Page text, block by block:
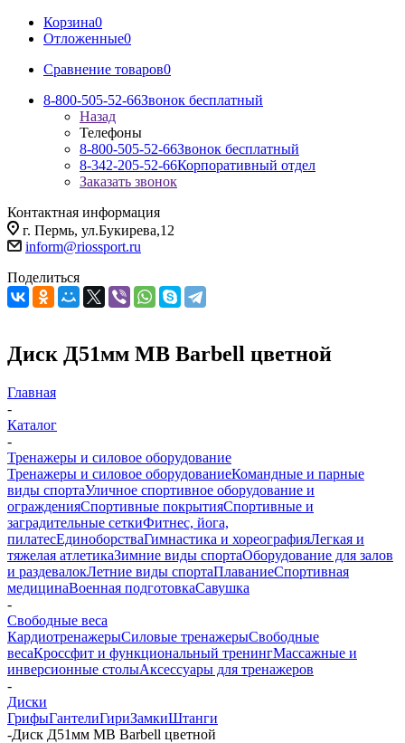
Корзина0
Отложенные0
Сравнение товаров0
8-800-505-52-66Звонок бесплатный
Назад
Телефоны
8-800-505-52-66Звонок бесплатный
8-342-205-52-66Корпоративный отдел
Заказать звонок
Контактная информация
г. Пермь, ул.Букирева,12
inform@riossport.ru
Поделиться
Диск Д51мм MB Barbell цветной
Главная
-
Каталог
-
Тренажеры и силовое оборудование
Тренажеры и силовое оборудованиеКомандные и парные
виды спортаУличное спортивное оборудование и
огражденияСпортивные покрытияСпортивные и
заградительные сеткиФитнес, йога,
пилатесЕдиноборстваГимнастика и хореографияЛегкая и
тяжелая атлетикаЗимние виды спортаОборудование для залов
и раздевалокЛетние виды спортаПлаваниеСпортивная
медицинаВоенная подготовкаСавушка
-
Свободные веса
КардиотренажерыСиловые тренажерыСвободные
весаКроссфит и функциональный тренингМассажные и
инверсионные столыАксессуары для тренажеров
-
Диски
ГрифыГантелиГириЗамкиШтанги
-Диск Д51мм MB Barbell цветной